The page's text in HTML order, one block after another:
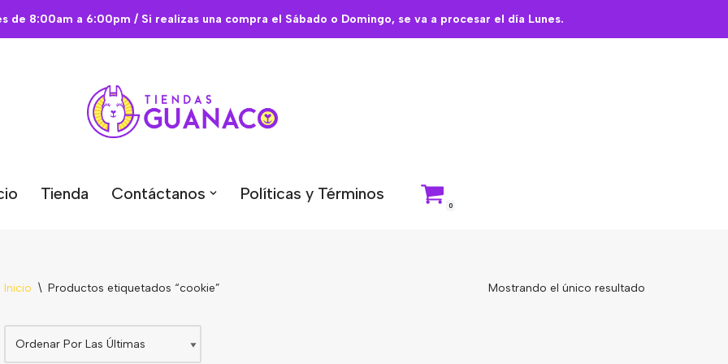
de 8:00am a 6:00pm / Si realizas una compra el Sábado o Domingo, se va a procesar el día Lunes.
Tienda Contáctanos Políticas y Términos
0
Inicio \ Productos etiquetados “cookie” Mostrando el único resultado